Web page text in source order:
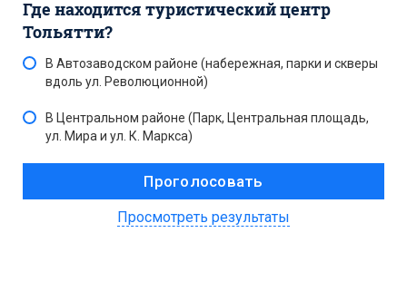
Где находится туристический центр
Тольятти?
В Автозаводском районе (набережная, парки и скверы
вдоль ул. Революционной)
В Центральном районе (Парк, Центральная площадь,
ул. Мира и ул. К. Маркса)
Просмотреть результаты